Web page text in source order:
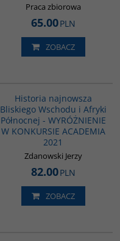
Praca zbiorowa
65.00PLN
ZOBACZ
Historia najnowsza
Bliskiego Wschodu i Afryki
Północnej - WYRÓŻNIENIE
W KONKURSIE ACADEMIA
2021
Zdanowski Jerzy
82.00PLN
ZOBACZ